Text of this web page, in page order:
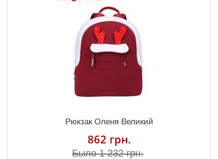
Рюкзак Оленя Великий
862 грн.
Было 1 232 грн.